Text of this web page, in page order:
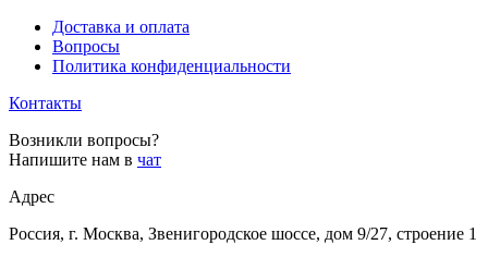
Доставка и оплата
Вопросы
Политика конфиденциальности
Контакты
Возникли вопросы?
Напишите нам в чат
Адрес
Россия, г. Москва, Звенигородское шоссе, дом 9/27, строение 1